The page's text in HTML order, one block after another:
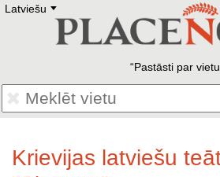
Latviešu E
Deutsch
Francais
Polski
Eestikeelne
Pastāsti par vietu
Krievijas latviešu